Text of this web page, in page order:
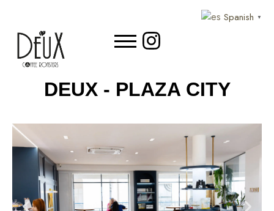
DEUX - PLAZA CITY
Spanish ▼